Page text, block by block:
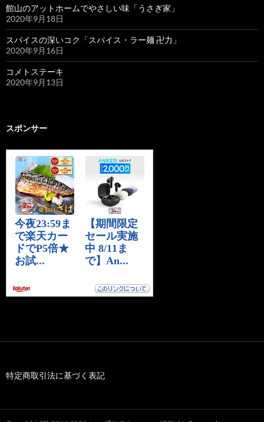
館山のアットホームでやさしい味「うさぎ家」
2020年9月18日
スパイスの深いコク「スパイス・ラー麺 卍力」
2020年9月16日
コメトステーキ
2020年9月13日
スポンサー
特定商取引法に基づく表記